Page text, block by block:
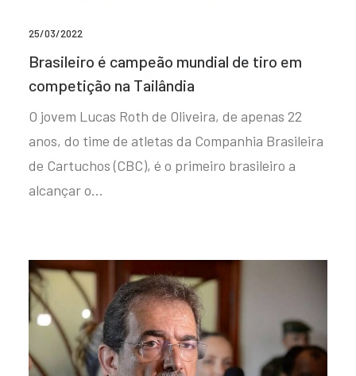
25/03/2022
Brasileiro é campeão mundial de tiro em
competição na Tailândia
O jovem Lucas Roth de Oliveira, de apenas 22
anos, do time de atletas da Companhia Brasileira
de Cartuchos (CBC), é o primeiro brasileiro a
alcançar o…